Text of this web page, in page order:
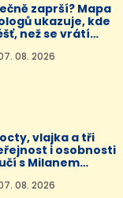
zaprší? Mapa
ukazuje, kde
než se vrátí
08. 2026
vlajka a tři
i osobnosti
s Milanem
08. 2026